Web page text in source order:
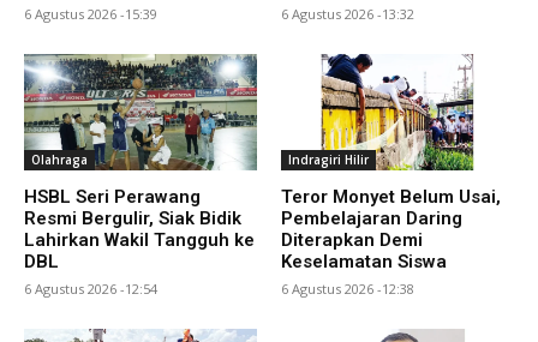
6 Agustus 2026 -15:39 6 Agustus 2026 -13:32
Olahraga
HSBL Seri Perawang
Resmi Bergulir, Siak Bidik
Lahirkan Wakil Tangguh ke
DBL
6 Agustus 2026 -12:54
Indragiri Hilir
Teror Monyet Belum Usai,
Pembelajaran Daring
Diterapkan Demi
Keselamatan Siswa
6 Agustus 2026 -12:38